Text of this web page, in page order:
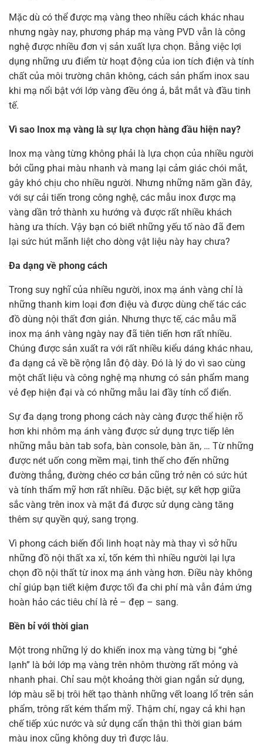
Mặc dù có thể được mạ vàng theo nhiều cách khác nhau
nhưng ngày nay, phương pháp mạ vàng PVD vẫn là công
nghệ được nhiều đơn vị sản xuất lựa chọn. Bằng việc lợi
dụng những ưu điểm từ hoạt động của ion tích điện và tính
chất của môi trường chân không, cách sản phẩm inox sau
khi mạ nổi bật với lớp vàng đều óng ả, bắt mắt và đầu tinh
tế.
Vì sao Inox mạ vàng là sự lựa chọn hàng đầu hiện nay?
Inox mạ vàng từng không phải là lựa chọn của nhiều người
bởi cũng phai màu nhanh và mang lại cảm giác chói mắt,
gây khó chịu cho nhiều người. Nhưng những năm gần đây,
với sự cải tiến trong công nghệ, các mẫu inox được mạ
vàng dần trở thành xu hướng và được rất nhiều khách
hàng ưa thích. Vậy bạn có biết những yếu tố nào đã đem
lại sức hút mãnh liệt cho dòng vật liệu này hay chưa?
Đa dạng về phong cách
Trong suy nghĩ của nhiều người, inox mạ ánh vàng chỉ là
những thanh kim loại đơn điệu và được dùng chế tác các
đồ dùng nội thất đơn giản. Nhưng thực tế, các mẫu mã
inox mạ ánh vàng ngày nay đã tiên tiến hơn rất nhiều.
Chúng được sản xuất ra với rất nhiều kiểu dáng khác nhau,
đa dạng cả về bề rộng lẫn độ dày. Đó là lý do vì sao cùng
một chất liệu và công nghệ mạ nhưng có sản phẩm mang
vẻ đẹp hiện đại và có những mẫu lai đầy tính cổ điển.
Sự đa dạng trong phong cách này càng được thể hiện rõ
hơn khi nhôm mạ ánh vàng được sử dụng trực tiếp lên
những mẫu bàn tab sofa, bàn console, bàn ăn, … Từ những
được nét uốn cong mềm mại, tinh thế cho đến những
đường thẳng, đường chéo cơ bản cũng trở nên có sức hút
và tính thẩm mỹ hơn rất nhiều. Đặc biệt, sự kết hợp giữa
sắc vàng trên inox và mặt đá được sử dụng càng tăng
thêm sự quyền quý, sang trọng.
Vì phong cách biến đổi linh hoạt này mà thay vì sở hữu
những đồ nội thất xa xỉ, tốn kém thì nhiều người lại lựa
chọn đồ nội thất từ inox mạ ánh vàng hơn. Điều này không
chỉ giúp bạn tiết kiệm được tối đa chi phí mà vẫn đảm ứng
hoàn hảo các tiêu chí là rẻ – đẹp – sang.
Bền bỉ với thời gian
Một trong những lý do khiến inox mạ vàng từng bị “ghẻ
lạnh” là bởi lớp mạ vàng trên nhôm thường rất mỏng và
nhanh phai. Chỉ sau một khoảng thời gian ngắn sử dụng,
lớp màu sẽ bị trôi hết tạo thành những vết loang lổ trên sản
phẩm, trông rất kém thẩm mỹ. Thậm chí, ngay cả khi hạn
chế tiếp xúc nước và sử dụng cẩn thận thì thời gian bám
màu inox cũng không duy trì được lâu.